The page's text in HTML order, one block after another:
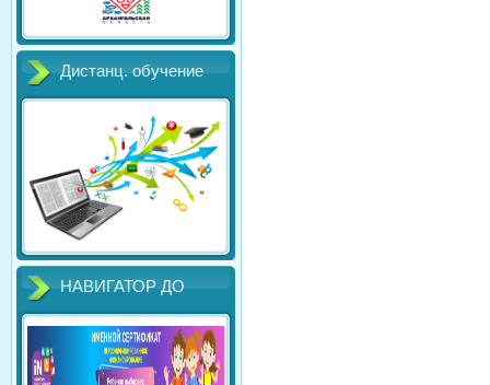
Дистанц. обучение
НАВИГАТОР ДО